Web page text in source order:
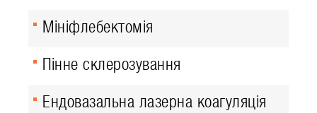
Мініфлебектомія
Пінне склерозування
Ендовазальна лазерна коагуляція